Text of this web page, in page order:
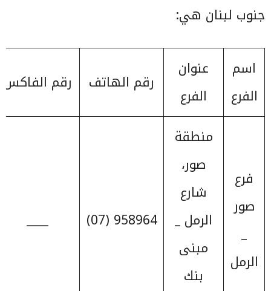
جنوب لبنان هي:
اسم
الفرع
عنوان
الفرع
رقم الهاتف رقم الفاكس
فرع
صور
_
الرمل
منطقة
صور،
شارع
الرمل _
مبنى
بنك
958964 (07)
____